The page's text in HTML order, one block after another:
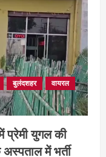
बुलंदशहर
वायरल
प्रेमी युगल की
में भर्ती